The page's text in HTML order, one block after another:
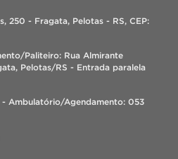
250 - Fragata, Pelotas - RS, CEP:
Paliteiro: Rua Almirante
Pelotas/RS - Entrada paralela
- Ambulatório/Agendamento: 053